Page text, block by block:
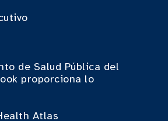
de Salud Pública del
proporciona lo
Atlas